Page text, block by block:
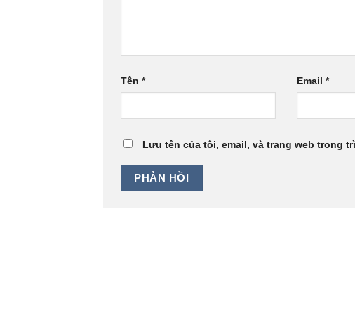
Tên * Email *
Lưu tên của tôi, email, và trang web trong